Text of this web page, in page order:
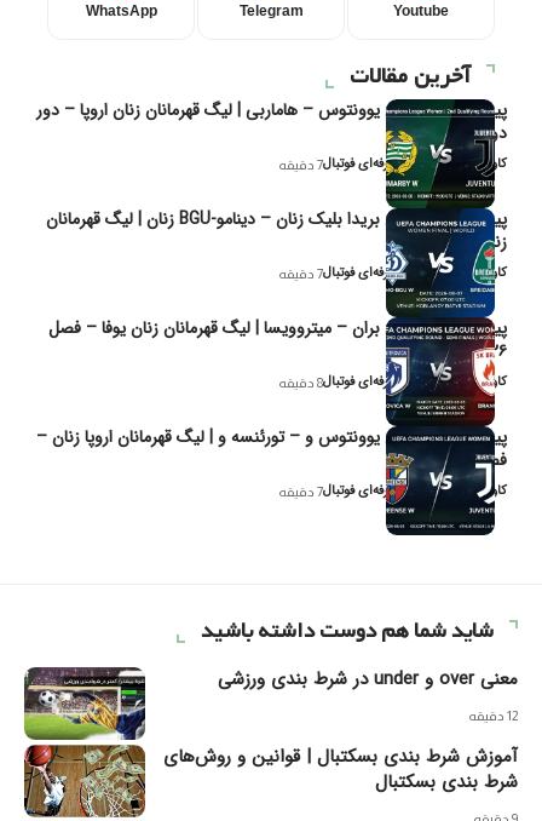
Youtube
Telegram
WhatsApp
آخرین مقالات
پیش‌بینی و تحلیل یوونتوس – هاماربی | لیگ قهرمانان زنان اروپا – دور
دوم مرحله
کاوه نیک‌فر، تحلیل‌گر حرفه‌ای فوتبال7 دقیقه
پیش‌بینی و تحلیل بریدا بلیک زنان – دینامو-BGU زنان | لیگ قهرمانان
زنان یوفا
کاوه نیک‌فر، تحلیل‌گر حرفه‌ای فوتبال7 دقیقه
پیش‌بینی و تحلیل بران – میتروویسا | لیگ قهرمانان زنان یوفا – فصل
۲۰۲۶
کاوه نیک‌فر، تحلیل‌گر حرفه‌ای فوتبال8 دقیقه
پیش‌بینی و تحلیل یوونتوس و – تورئنسه و | لیگ قهرمانان اروپا زنان –
فصل ۲۰۲۶
کاوه نیک‌فر، تحلیل‌گر حرفه‌ای فوتبال7 دقیقه
شاید شما هم دوست داشته باشید
معنی over و under در شرط بندی ورزشی
12 دقیقه
آموزش شرط بندی بسکتبال | قوانین و روش‌های
شرط بندی بسکتبال
9 دقیقه